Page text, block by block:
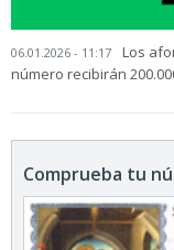
06.01.2026 - 11:17
Los
número recibirán
Comprueba tu